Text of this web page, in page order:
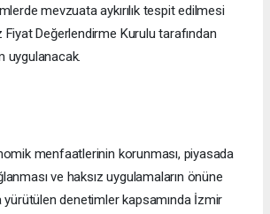
mevzuata aykırılık tespit edilmesi
Fiyat Değerlendirme Kurulu tarafından
uygulanacak.
menfaatlerinin korunması, piyasada
ve haksız uygulamaların önüne
yürütülen denetimler kapsamında İzmir